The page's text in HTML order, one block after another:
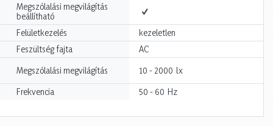
Megszólalási megvilágítás
beállítható
Felületkezelés
kezeletlen
Feszültség fajta AC
Megszólalási megvilágítás 10 - 2000 lx
Frekvencia 50 - 60 Hz